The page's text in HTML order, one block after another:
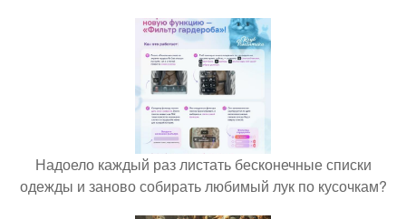
Надоело каждый раз листать бесконечные списки
одежды и заново собирать любимый лук по кусочкам?